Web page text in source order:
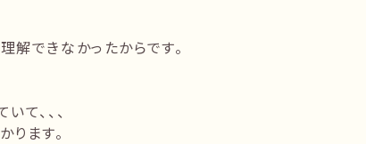
できなかったからです。
て、、、
ます。